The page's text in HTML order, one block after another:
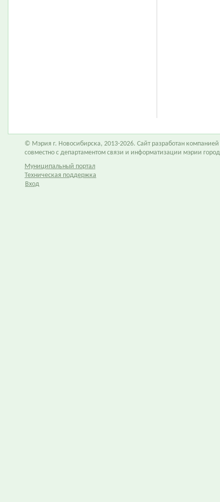
© Мэрия г. Новосибирска, 2013-2026. Сайт разработан компанией
совместно с департаментом связи и информатизации мэрии
Муниципальный портал
Техническая поддержка
Вход